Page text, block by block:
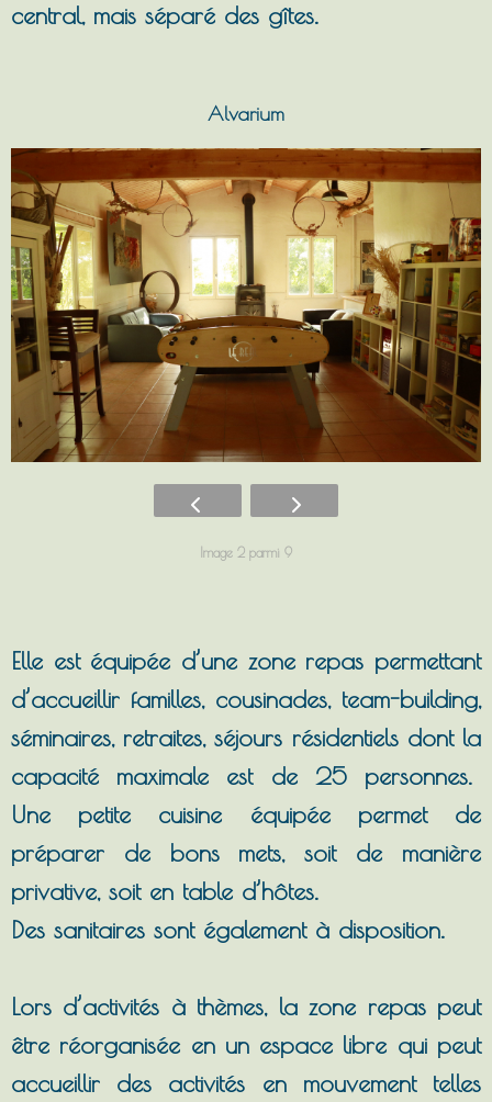
central, mais séparé des gîtes.
Alvarium
Image 2 parmi 9
Elle est équipée d’une zone repas permettant
d’accueillir familles, cousinades, team-building,
séminaires, retraites, séjours résidentiels dont la
capacité maximale est de 25 personnes.
Une petite cuisine équipée permet de
préparer de bons mets, soit de manière
privative, soit en table d’hôtes.
Des sanitaires sont également à disposition.
Lors d’activités à thèmes, la zone repas peut
être réorganisée en un espace libre qui peut
accueillir des activités en mouvement telles